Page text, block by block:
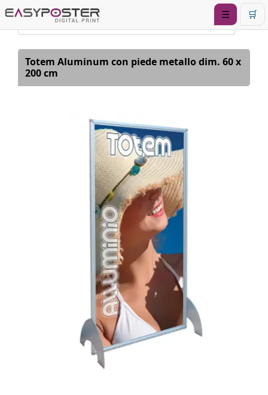
☰ 🛒
Totem Aluminum con piede metallo dim. 60 x
200 cm